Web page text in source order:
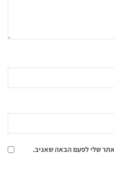
שלי לפעם הבאה שאגיב.